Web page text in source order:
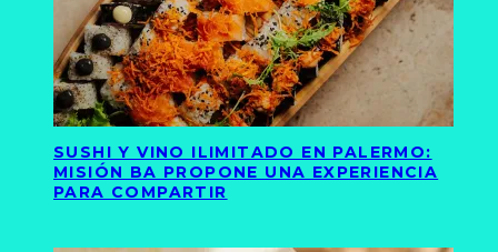
SUSHI Y VINO ILIMITADO EN PALERMO:
MISIÓN BA PROPONE UNA EXPERIENCIA
PARA COMPARTIR